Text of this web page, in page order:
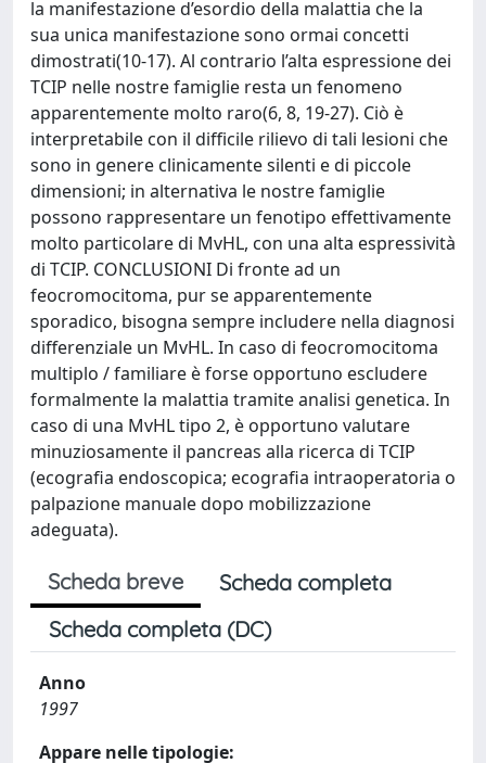
Scheda breve
Scheda completa
Scheda completa (DC)
Anno
1997
Appare nelle tipologie: